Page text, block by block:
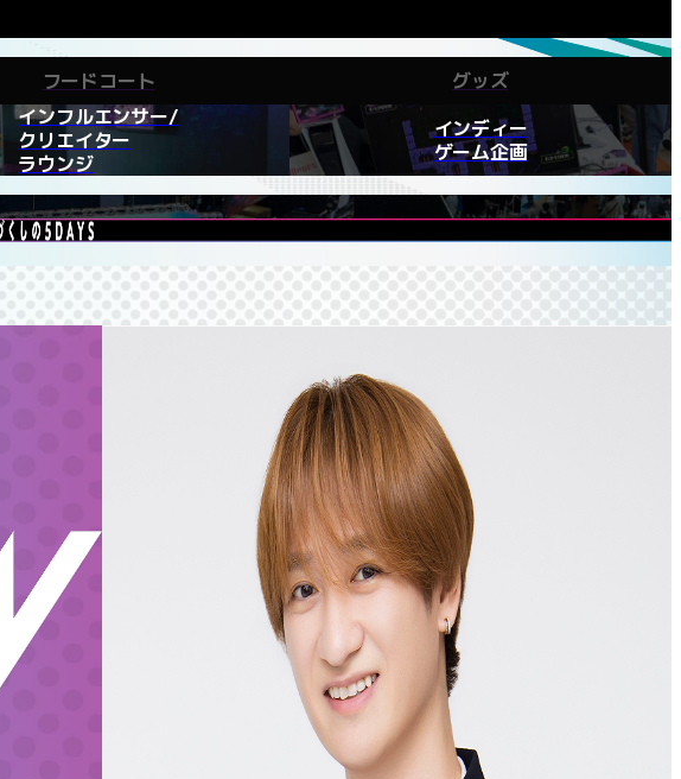
フードコート
グッズ
インフルエンサー/
クリエイター
ラウンジ
インディー
ゲーム企画